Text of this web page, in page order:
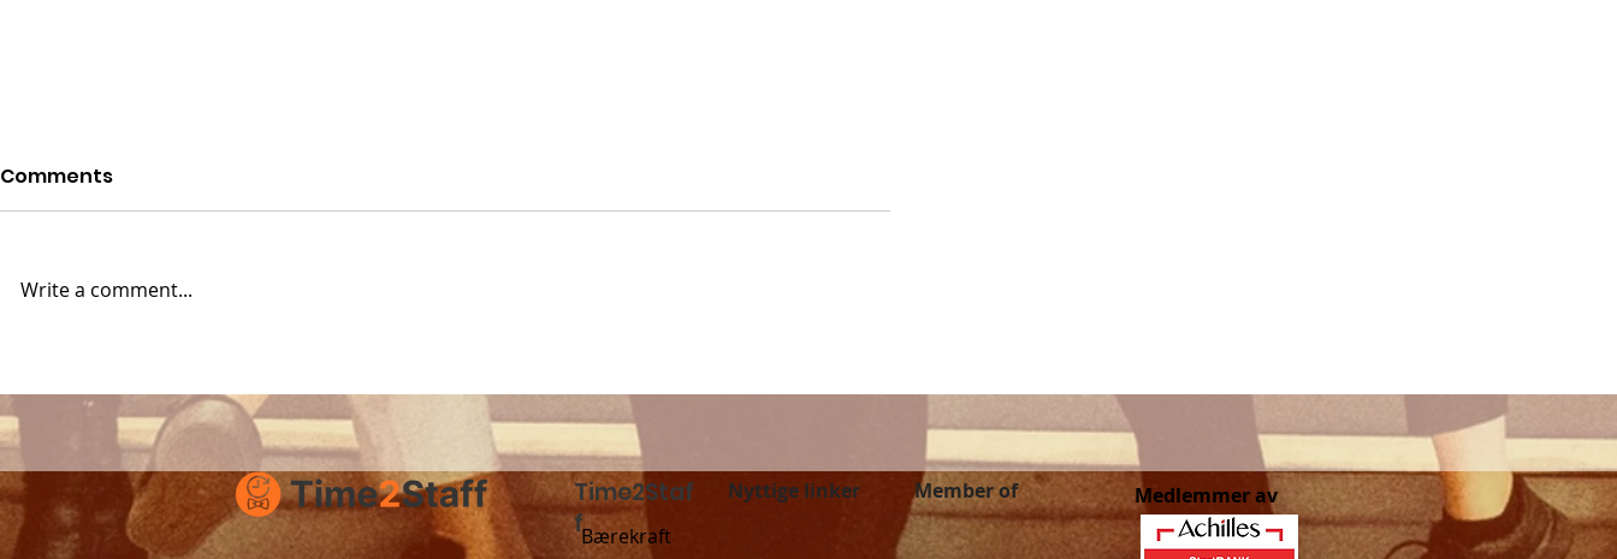
Time2Staff
Stockholm: New
hospitality job
opportunities in Sweden!
now in Time2Staff
Comments
Write a comment...
Time2Staf
f
Nyttige linker Member of
Medlemmer av
Bærekraft